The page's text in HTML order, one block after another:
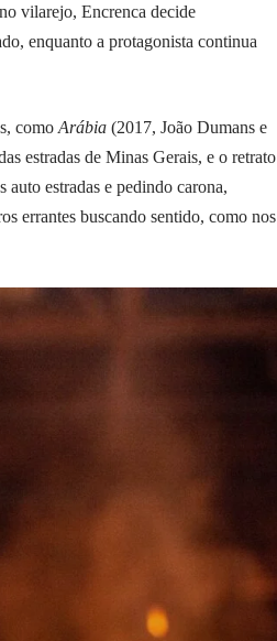
vilarejo, Encrenca decide
enquanto a protagonista continua
como Arábia (2017, João Dumans e
estradas de Minas Gerais, e o retrato
estradas e pedindo carona,
errantes buscando sentido, como nos